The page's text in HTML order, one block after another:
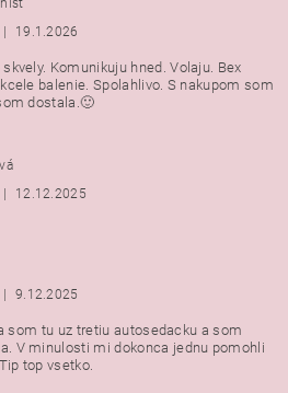
19.1.2026
Komunikuju hned. Volaju. Bex
balenie. Spolahlivo. S nakupom som
dostala.🙂
12.12.2025
9.12.2025
som tu uz tretiu autosedacku a som
V minulosti mi dokonca jednu pomohli
top vsetko.